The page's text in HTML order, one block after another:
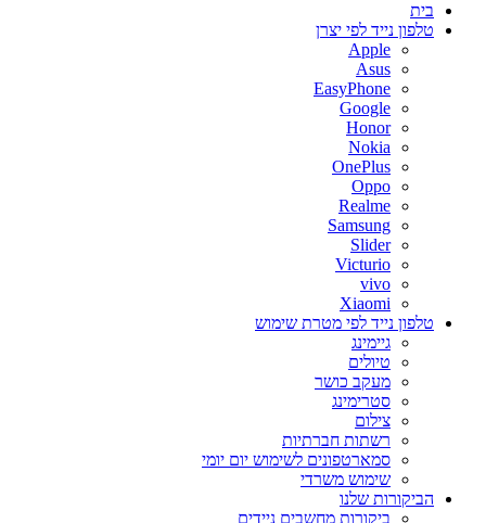
בית
טלפון נייד לפי יצרן
Apple
Asus
EasyPhone
Google
Honor
Nokia
OnePlus
Oppo
Realme
Samsung
Slider
Victurio
vivo
Xiaomi
טלפון נייד לפי מטרת שימוש
גיימינג
טיולים
מעקב כושר
סטרימינג
צילום
רשתות חברתיות
סמארטפונים לשימוש יום יומי
שימוש משרדי
הביקורות שלנו
ביקורות מחשבים ניידים